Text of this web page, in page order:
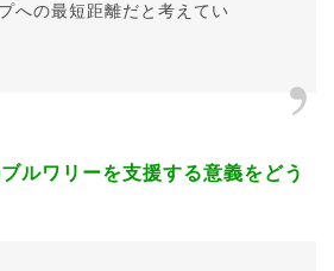
への最短距離だと考えてい
ルワリーを支援する意義をどう